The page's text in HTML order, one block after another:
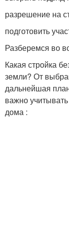
разрешение на
подготовить
Разберемся во
Какая стройка
земли? От
дальнейшая
важно
дома :